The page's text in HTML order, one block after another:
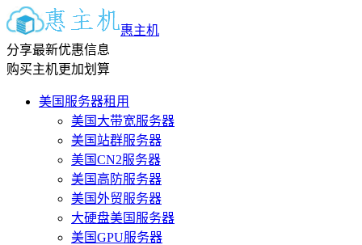
惠主机
分享最新优惠信息
购买主机更加划算
美国服务器租用
美国大带宽服务器
美国站群服务器
美国CN2服务器
美国高防服务器
美国外贸服务器
大硬盘美国服务器
美国GPU服务器